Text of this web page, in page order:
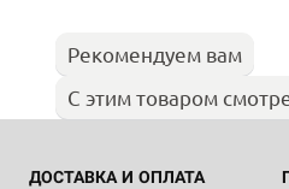
Рекомендуем вам
С этим товаром
ДОСТАВКА И ОПЛАТА